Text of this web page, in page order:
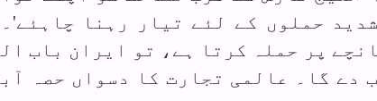
حملوں کے لئے تیار رہنا چاہئے'۔
پر حملہ کرتا ہے، تو ایران باب
دے گا۔ عالمی تجارت کا دسواں حصہ